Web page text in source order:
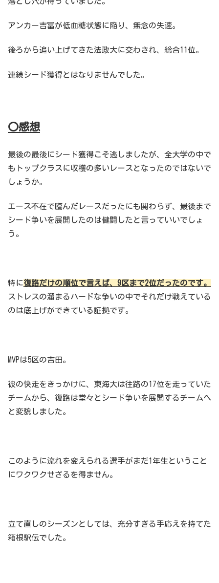
アンカー吉冨が低血糖状態に陥り、無念の失速。
後ろから追い上げてきた法政大に交わされ、総合11位。
連続シード獲得とはなりませんでした。
〇感想
最後の最後にシード獲得こそ逃しましたが、全大学の中で
もトップクラスに収穫の多いレースとなったのではないで
しょうか。
エース不在で臨んだレースだったにも関わらず、最後まで
シード争いを展開したのは健闘したと言っていいでしょ
う。
特に復路だけの順位で言えば、9区まで2位だったのです。
ストレスの溜まるハードな争いの中でそれだけ戦えている
のは底上げができている証拠です。
MVPは5区の吉田。
彼の快走をきっかけに、東海大は往路の17位を走っていた
チームから、復路は堂々とシード争いを展開するチームへ
と変貌しました。
このように流れを変えられる選手がまだ1年生ということ
にワクワクせざるを得ません。
立て直しのシーズンとしては、充分すぎる手応えを持てた
箱根駅伝でした。